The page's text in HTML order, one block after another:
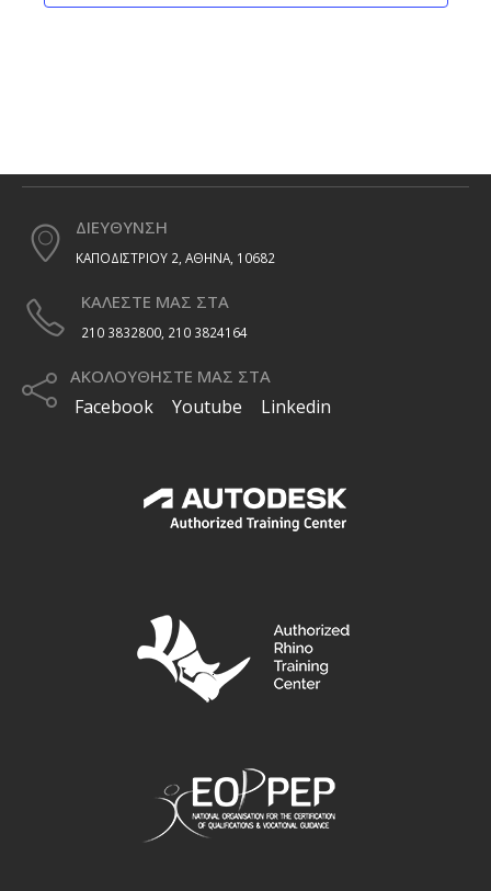
ΔΙΕΥΘΥΝΣΗ
ΚΑΠΟΔΙΣΤΡΙΟΥ 2, ΑΘΗΝΑ, 10682
ΚΑΛΕΣΤΕ ΜΑΣ ΣΤΑ
210 3832800, 210 3824164
ΑΚΟΛΟΥΘΗΣΤΕ ΜΑΣ ΣΤΑ
Facebook Youtube Linkedin